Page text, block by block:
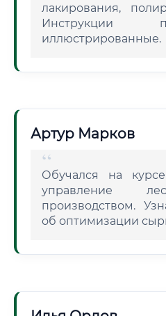
лакирования,
Инструкции
иллюстрированные.
Артур Марков
Обучался на
управление
производством.
об оптимизации